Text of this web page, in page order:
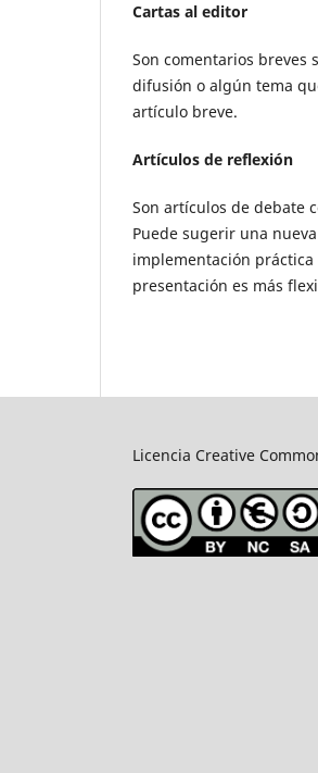
Cartas al editor
Son comentarios
difusión o algún tema
artículo breve.
Artículos de reflexión
Son artículos de debate
Puede sugerir una
implementación
presentación es más
Licencia Creative